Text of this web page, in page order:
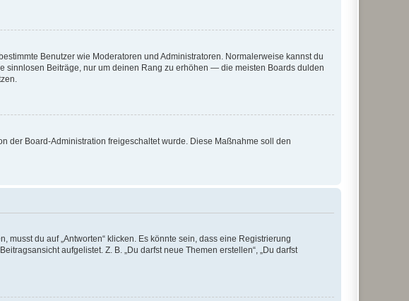
Benutzer wie Moderatoren und Administratoren. Normalerweise kannst du
sinnlosen Beiträge, nur um deinen Rang zu erhöhen — die meisten Boards dulden
der Board-Administration freigeschaltet wurde. Diese Maßnahme soll den
musst du auf „Antworten“ klicken. Es könnte sein, dass eine Registrierung
aufgelistet. Z. B. „Du darfst neue Themen erstellen“, „Du darfst